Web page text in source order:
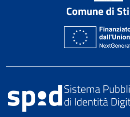
Comune di